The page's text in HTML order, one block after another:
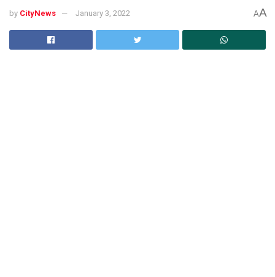
by CityNews January 3, 2022 AA